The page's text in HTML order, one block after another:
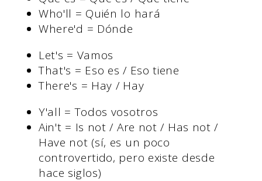
Who'll = Quién lo hará
Where'd = Dónde
Let's = Vamos
That's = Eso es / Eso tiene
There's = Hay / Hay
Y'all = Todos vosotros
Ain't = Is not / Are not / Has not /
Have not (sí, es un poco
controvertido, pero existe desde
hace siglos)